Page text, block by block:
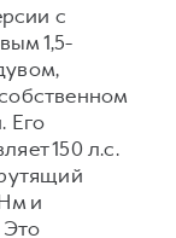
с
1,5-
Его
150 л.с.
и
Это